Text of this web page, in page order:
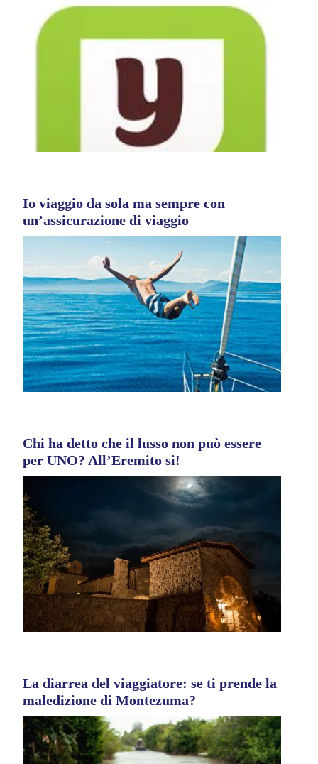
Io viaggio da sola ma sempre con
un’assicurazione di viaggio
Chi ha detto che il lusso non può essere
per UNO? All’Eremito si!
La diarrea del viaggiatore: se ti prende la
maledizione di Montezuma?